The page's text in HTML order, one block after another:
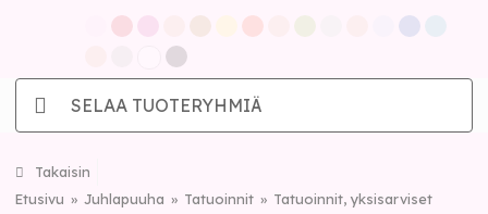
SELAA TUOTERYHMIÄ
Takaisin
Etusivu
Juhlapuuha Tatuoinnit Tatuoinnit, yksisarviset